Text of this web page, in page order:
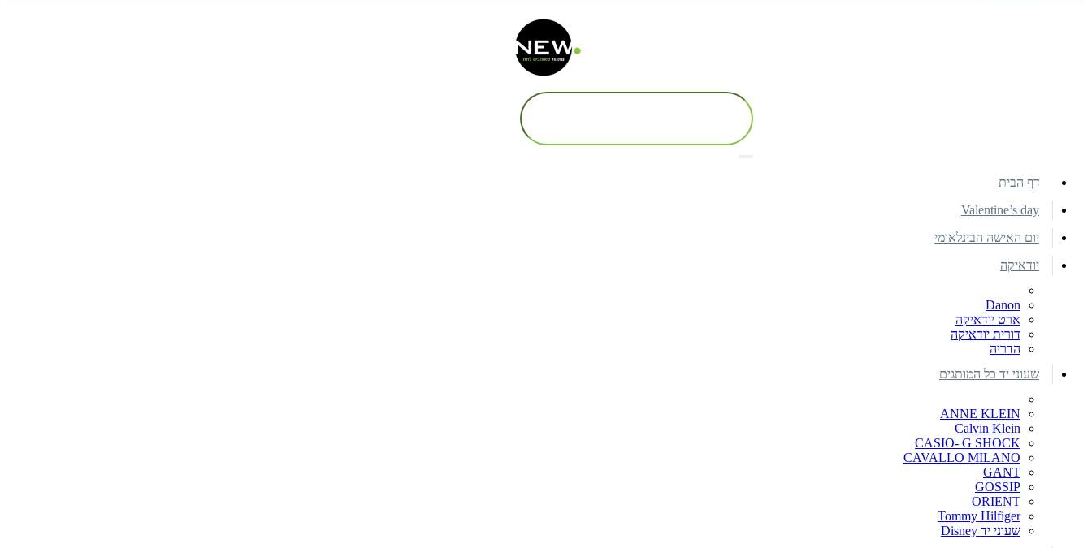
דף הבית
Valentine’s day
יום האישה הבינלאומי
יודאיקה
Danon
ארט יודאיקה
דורית יודאיקה
הדריה
שעוני יד כל המותגים
ANNE KLEIN
Calvin Klein
CASIO- G SHOCK
CAVALLO MILANO
GANT
GOSSIP
ORIENT
Tommy Hilfiger
שעוני יד Disney